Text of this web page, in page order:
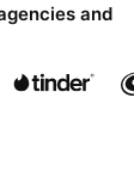
and